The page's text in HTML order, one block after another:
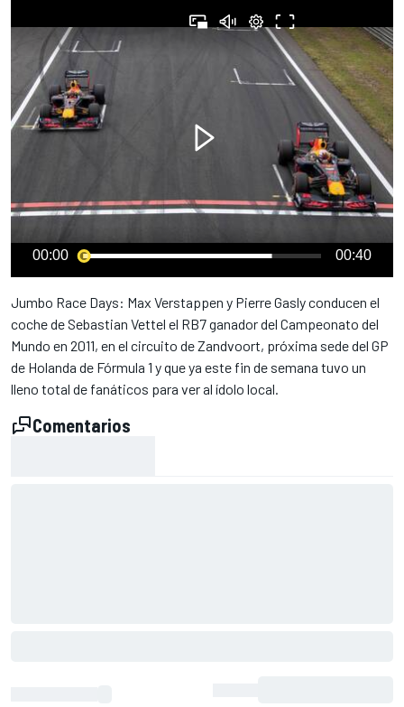
00:00 00:40
Jumbo Race Days: Max Verstappen y Pierre Gasly conducen el
coche de Sebastian Vettel el RB7 ganador del Campeonato del
Mundo en 2011, en el circuito de Zandvoort, próxima sede del GP
de Holanda de Fórmula 1 y que ya este fin de semana tuvo un
lleno total de fanáticos para ver al ídolo local.
Comentarios